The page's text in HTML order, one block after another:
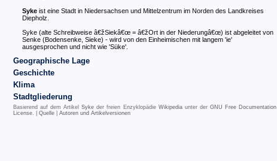
Syke ist eine Stadt in Niedersachsen und Mittelzentrum im Norden des Landkreises
Diepholz.
Syke (alte Schreibweise â€žSiekâ€œ = â€žOrt in der Niederungâ€œ) ist abgeleitet von
Senke (Bodensenke, Sieke) - wird von den Einheimischen mit langem 'ie'
ausgesprochen und nicht wie 'Süke'.
Geographische Lage
Geschichte
Klima
Stadtgliederung
Basierend auf dem ArtikelSyke der freien Enzyklopädie Wikipediaunter der GNU Free Documentation
License. | Quelle Autoren und Artikelversionen